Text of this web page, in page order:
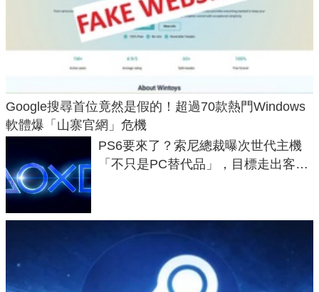
Google搜尋首位竟然是假的！超過70款熱門Windows
軟體爆「山寨官網」危機
PS6要來了？索尼總裁曝次世代主機
「不只是PC替代品」，目標走出客